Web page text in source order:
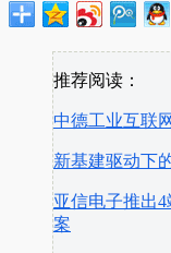
推荐阅读：
中德工业互联
新基建驱动下
亚信电子推出
案